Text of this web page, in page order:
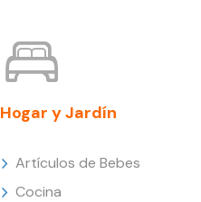
Hogar y Jardín
Artículos de Bebes
Cocina